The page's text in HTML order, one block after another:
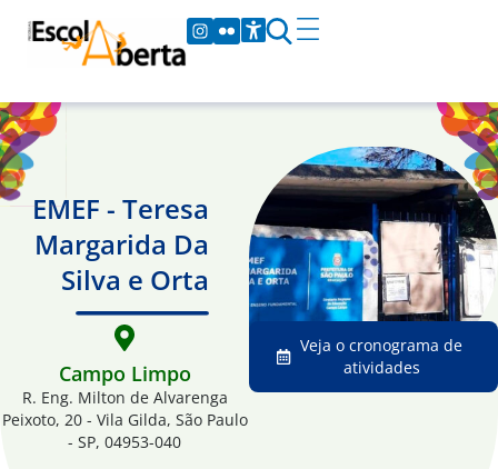
EMEF - Teresa
Margarida Da
Silva e Orta
Campo Limpo
R. Eng. Milton de Alvarenga
Peixoto, 20 - Vila Gilda, São Paulo
- SP, 04953-040
Veja o cronograma de
atividades